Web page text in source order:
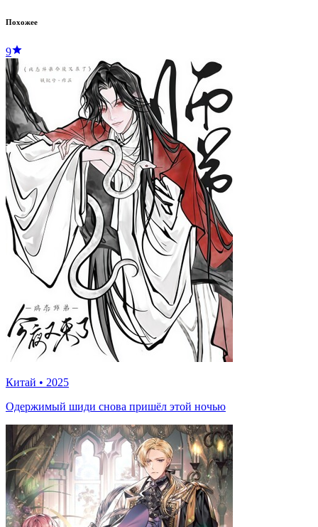
Похожее
9
Китай • 2025
Одержимый шиди снова пришёл этой ночью